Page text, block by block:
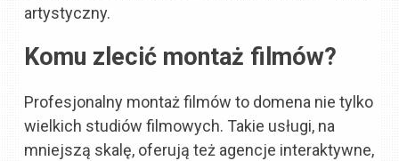
artystyczny.
Komu zlecić montaż filmów?
Profesjonalny montaż filmów to domena nie tylko
wielkich studiów filmowych. Takie usługi, na
mniejszą skalę, oferują też agencje interaktywne,